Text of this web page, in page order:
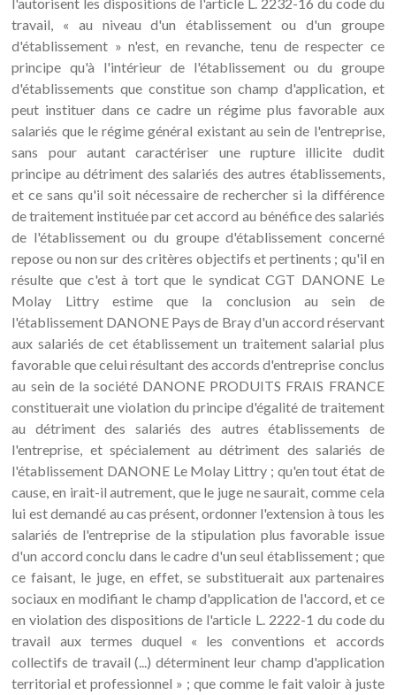
travail, « au niveau d'un établissement ou d'un groupe
d'établissement » n'est, en revanche, tenu de respecter ce
principe qu'à l'intérieur de l'établissement ou du groupe
d'établissements que constitue son champ d'application, et
peut instituer dans ce cadre un régime plus favorable aux
salariés que le régime général existant au sein de l'entreprise,
sans pour autant caractériser une rupture illicite dudit
principe au détriment des salariés des autres établissements,
et ce sans qu'il soit nécessaire de rechercher si la différence
de traitement instituée par cet accord au bénéfice des salariés
de l'établissement ou du groupe d'établissement concerné
repose ou non sur des critères objectifs et pertinents ; qu'il en
résulte que c'est à tort que le syndicat CGT DANONE Le
Molay Littry estime que la conclusion au sein de
l'établissement DANONE Pays de Bray d'un accord réservant
aux salariés de cet établissement un traitement salarial plus
favorable que celui résultant des accords d'entreprise conclus
au sein de la société DANONE PRODUITS FRAIS FRANCE
constituerait une violation du principe d'égalité de traitement
au détriment des salariés des autres établissements de
l'entreprise, et spécialement au détriment des salariés de
l'établissement DANONE Le Molay Littry ; qu'en tout état de
cause, en irait-il autrement, que le juge ne saurait, comme cela
lui est demandé au cas présent, ordonner l'extension à tous les
salariés de l'entreprise de la stipulation plus favorable issue
d'un accord conclu dans le cadre d'un seul établissement ; que
ce faisant, le juge, en effet, se substituerait aux partenaires
sociaux en modifiant le champ d'application de l'accord, et ce
en violation des dispositions de l'article L. 2222-1 du code du
travail aux termes duquel « les conventions et accords
collectifs de travail (...) déterminent leur champ d'application
territorial et professionnel » ; que comme le fait valoir à juste